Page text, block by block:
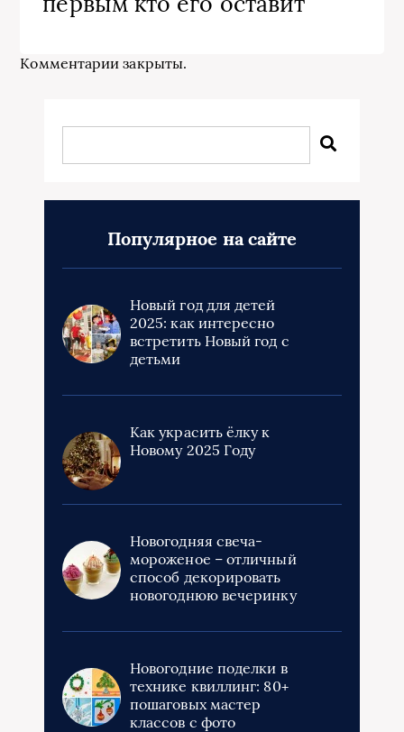
Комментарии закрыты.
Популярное на сайте
Новый год для детей
2025: как интересно
встретить Новый год с
детьми
Как украсить ёлку к
Новому 2025 Году
Новогодняя свеча-
мороженое – отличный
способ декорировать
новогоднюю вечеринку
Новогодние поделки в
технике квиллинг: 80+
пошаговых мастер
классов с фото